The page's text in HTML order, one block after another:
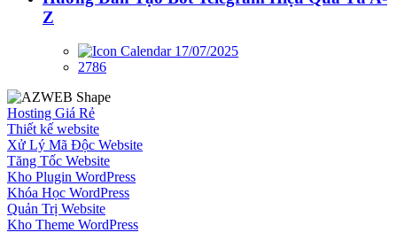
Z
17/07/2025
2786
Hosting Giá Rẻ
Thiết kế website
Xử Lý Mã Độc Website
Tăng Tốc Website
Kho Plugin WordPress
Khóa Học WordPress
Quản Trị Website
Kho Theme WordPress